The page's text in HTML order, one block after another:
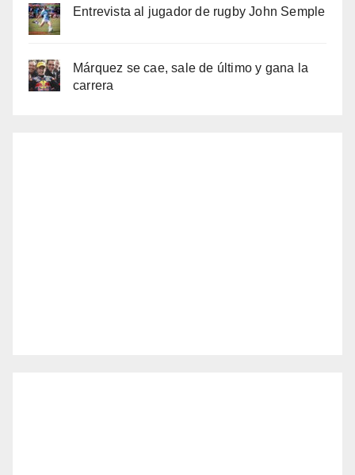
Entrevista al jugador de rugby John Semple
Márquez se cae, sale de último y gana la
carrera